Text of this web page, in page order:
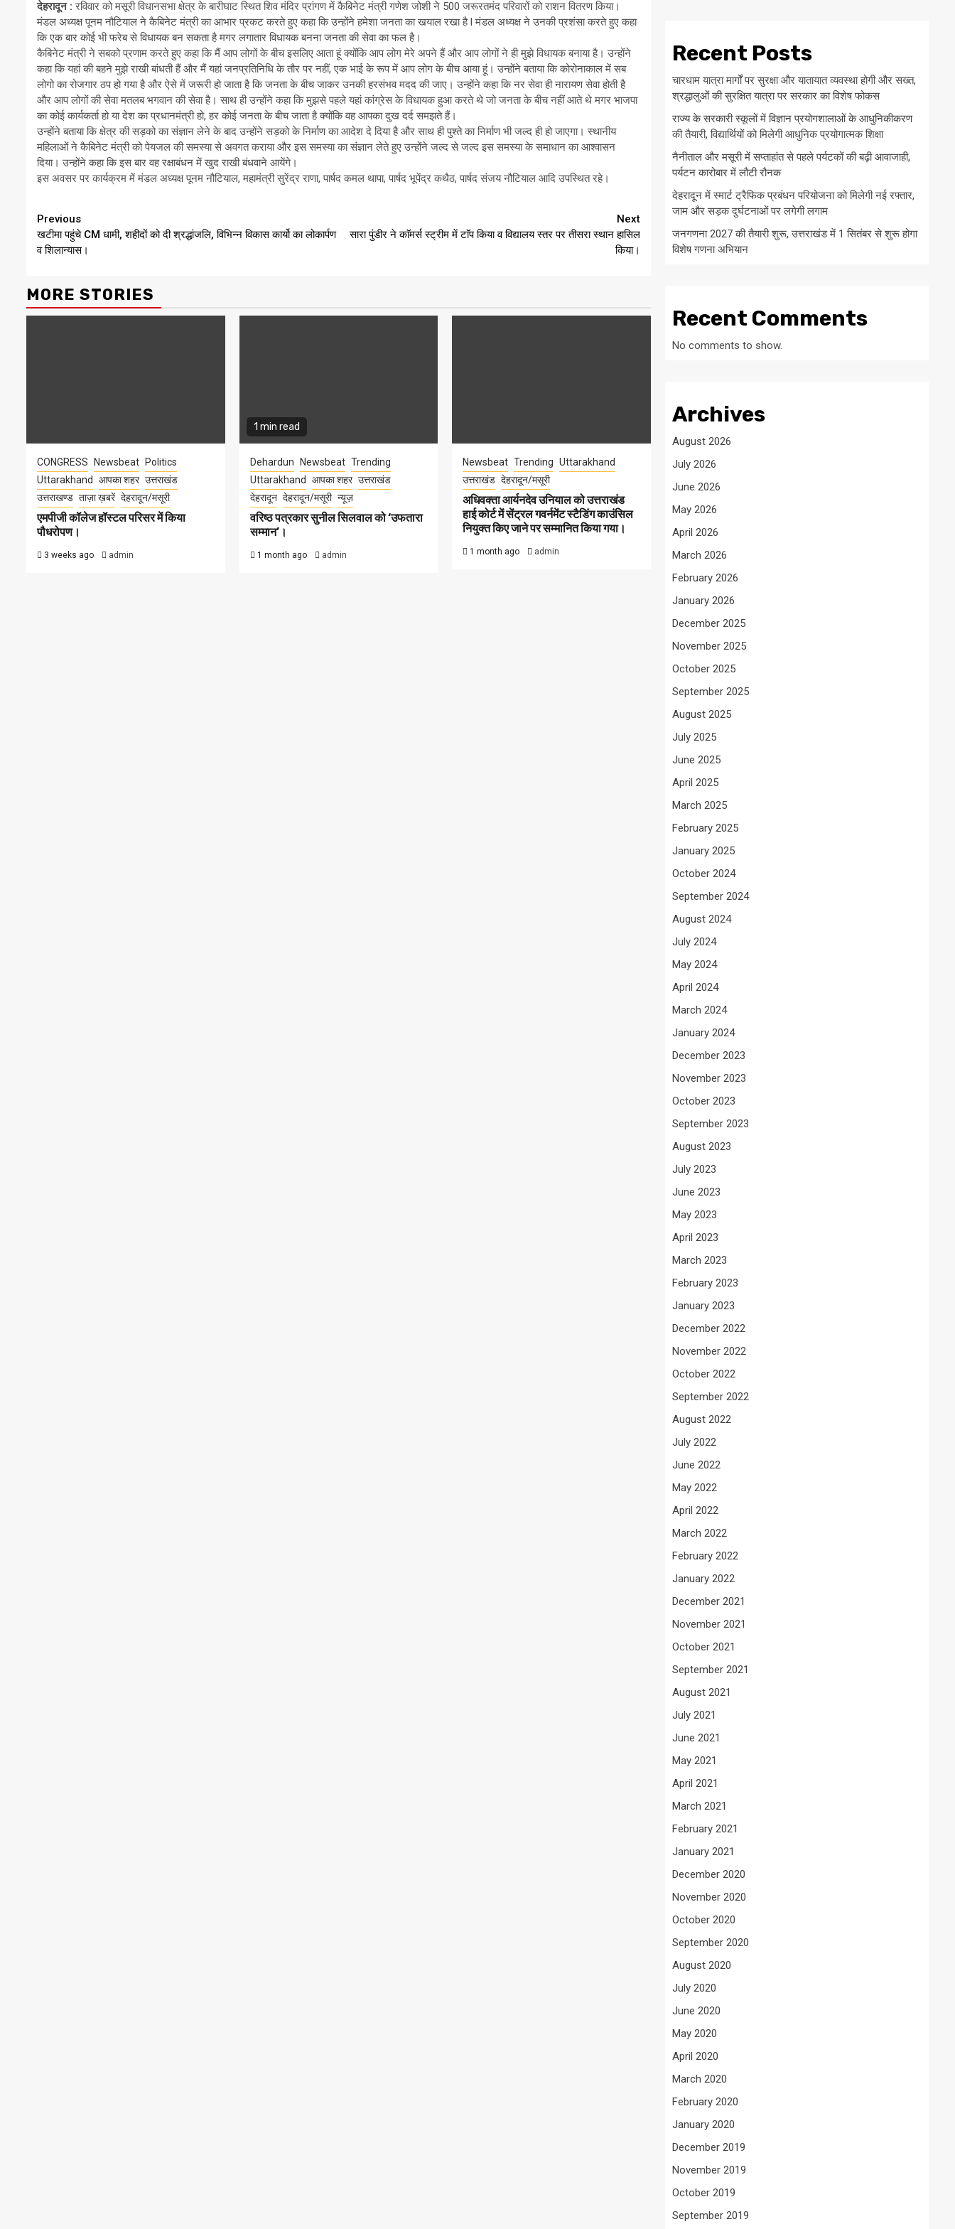
देहरादून : रविवार को मसूरी विधानसभा क्षेत्र के बारीघाट स्थित शिव मंदिर प्रांगण में कैबिनेट मंत्री गणेश जोशी ने 500 जरूरतमंद परिवारों को राशन वितरण किया।
मंडल अध्यक्ष पूनम नौटियाल ने कैबिनेट मंत्री का आभार प्रकट करते हुए कहा कि उन्होंने हमेशा जनता का खयाल रखा है l मंडल अध्यक्ष ने उनकी प्रशंसा करते हुए कहा
कि एक बार कोई भी फरेब से विधायक बन सकता है मगर लगातार विधायक बनना जनता की सेवा का फल है।
कैबिनेट मंत्री ने सबको प्रणाम करते हुए कहा कि मैं आप लोगों के बीच इसलिए आता हूं क्योंकि आप लोग मेरे अपने हैं और आप लोगों ने ही मुझे विधायक बनाया है। उन्होंने
कहा कि यहां की बहने मुझे राखी बांधती हैं और मैं यहां जनप्रतिनिधि के तौर पर नहीं, एक भाई के रूप में आप लोग के बीच आया हूं। उन्होंने बताया कि कोरोनाकाल में सब
लोगो का रोजगार ठप हो गया है और ऐसे में जरूरी हो जाता है कि जनता के बीच जाकर उनकी हरसंभव मदद की जाए। उन्होंने कहा कि नर सेवा ही नारायण सेवा होती है
और आप लोगों की सेवा मतलब भगवान की सेवा है। साथ ही उन्होंने कहा कि मुझसे पहले यहां कांग्रेस के विधायक हुआ करते थे जो जनता के बीच नहीं आते थे मगर भाजपा
का कोई कार्यकर्ता हो या देश का प्रधानमंत्री हो, हर कोई जनता के बीच जाता है क्योंकि वह आपका दुख दर्द समझते हैं।
उन्होंने बताया कि क्षेत्र की सड़को का संज्ञान लेने के बाद उन्होंने सड़को के निर्माण का आदेश दे दिया है और साथ ही पुश्ते का निर्माण भी जल्द ही हो जाएगा। स्थानीय
महिलाओं ने कैबिनेट मंत्री को पेयजल की समस्या से अवगत कराया और इस समस्या का संज्ञान लेते हुए उन्होंने जल्द से जल्द इस समस्या के समाधान का आश्वासन
दिया। उन्होंने कहा कि इस बार वह रक्षाबंधन में खुद राखी बंधवाने आयेंगे।
इस अवसर पर कार्यक्रम में मंडल अध्यक्ष पूनम नौटियाल, महामंत्री सुरेंद्र राणा, पार्षद कमल थापा, पार्षद भूपेंद्र कथैठ, पार्षद संजय नौटियाल आदि उपस्थित रहे।
Continue
Reading
Previous
खटीमा पहुंचे CM धामी, शहीदों को दी श्रद्धांजलि, विभिन्न विकास कार्यो का लोकार्पण
व शिलान्यास।
Next
सारा पुंडीर ने काॅमर्स स्ट्रीम में टाॅप किया व विद्यालय स्तर पर तीसरा स्थान हासिल
किया।
MORE STORIES
CONGRESS Newsbeat
Politics
Uttarakhand
आपका शहर उत्तराखंड
उत्तराखण्ड ताज़ा ख़बरें देहरादून/मसूरी
एमपीजी कॉलेज हॉस्टल परिसर में किया
पौधरोपण।
3 weeks ago admin
1 min read
Dehardun Newsbeat Trending
Uttarakhand
आपका शहर उत्तराखंड
देहरादून देहरादून/मसूरी न्यूज़
वरिष्ठ पत्रकार सुनील सिलवाल को ‘उफतारा
सम्मान’।
1 month ago admin
Newsbeat Trending Uttarakhand
उत्तराखंड देहरादून/मसूरी
अधिवक्ता आर्यनदेव उनियाल को उत्तराखंड
हाई कोर्ट में सेंट्रल गवर्नमेंट स्टैडिंग काउंसिल
नियुक्त किए जाने पर सम्मानित किया गया।
1 month ago admin
Recent Posts
चारधाम यात्रा मार्गों पर सुरक्षा और यातायात व्यवस्था होगी और सख्त,
श्रद्धालुओं की सुरक्षित यात्रा पर सरकार का विशेष फोकस
राज्य के सरकारी स्कूलों में विज्ञान प्रयोगशालाओं के आधुनिकीकरण
की तैयारी, विद्यार्थियों को मिलेगी आधुनिक प्रयोगात्मक शिक्षा
नैनीताल और मसूरी में सप्ताहांत से पहले पर्यटकों की बढ़ी आवाजाही,
पर्यटन कारोबार में लौटी रौनक
देहरादून में स्मार्ट ट्रैफिक प्रबंधन परियोजना को मिलेगी नई रफ्तार,
जाम और सड़क दुर्घटनाओं पर लगेगी लगाम
जनगणना 2027 की तैयारी शुरू, उत्तराखंड में 1 सितंबर से शुरू होगा
विशेष गणना अभियान
Recent Comments
No comments to show.
Archives
August 2026
July 2026
June 2026
May 2026
April 2026
March 2026
February 2026
January 2026
December 2025
November 2025
October 2025
September 2025
August 2025
July 2025
June 2025
April 2025
March 2025
February 2025
January 2025
October 2024
September 2024
August 2024
July 2024
May 2024
April 2024
March 2024
January 2024
December 2023
November 2023
October 2023
September 2023
August 2023
July 2023
June 2023
May 2023
April 2023
March 2023
February 2023
January 2023
December 2022
November 2022
October 2022
September 2022
August 2022
July 2022
June 2022
May 2022
April 2022
March 2022
February 2022
January 2022
December 2021
November 2021
October 2021
September 2021
August 2021
July 2021
June 2021
May 2021
April 2021
March 2021
February 2021
January 2021
December 2020
November 2020
October 2020
September 2020
August 2020
July 2020
June 2020
May 2020
April 2020
March 2020
February 2020
January 2020
December 2019
November 2019
October 2019
September 2019